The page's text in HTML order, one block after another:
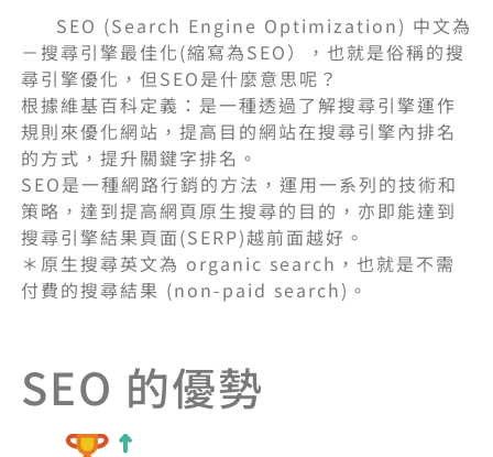
SEO (Search Engine Optimization) 中文為
－搜尋引擎最佳化(縮寫為SEO），也就是俗稱的搜
尋引擎優化，但SEO是什麼意思呢？
根據維基百科定義：是一種透過了解搜尋引擎運作
規則來優化網站，提高目的網站在搜尋引擎內排名
的方式，提升關鍵字排名。
SEO是一種網路行銷的方法，運用一系列的技術和
策略，達到提高網頁原生搜尋的目的，亦即能達到
搜尋引擎結果頁面(SERP)越前面越好。
＊原生搜尋英文為 organic search，也就是不需
付費的搜尋結果 (non-paid search)。
SEO 的優勢